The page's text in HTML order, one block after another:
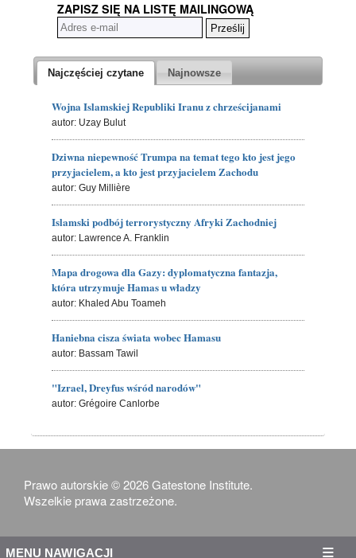
ZAPISZ SIĘ NA LISTĘ MAILINGOWĄ
Najczęściej czytane Najnowsze
Wojna Islamskiej Republiki Iranu z chrześcijanami
autor: Uzay Bulut
Dziwna niepewność Trumpa na temat tego kto jest jego
przyjacielem, a kto jest przyjacielem Zachodu
autor: Guy Millière
Islamski podbój terrorystyczny Afryki Zachodniej
autor: Lawrence A. Franklin
Mapa drogowa dla Gazy: dyplomatyczna fantazja,
która utrzymuje Hamas u władzy
autor: Khaled Abu Toameh
Haniebna cisza świata wobec Hamasu
autor: Bassam Tawil
"Izrael, Dreyfus wśród narodów"
autor: Grégoire Canlorbe
Prawo autorskie © 2026 Gatestone Institute.
Wszelkie prawa zastrzeżone.
MENU NAWIGACJI